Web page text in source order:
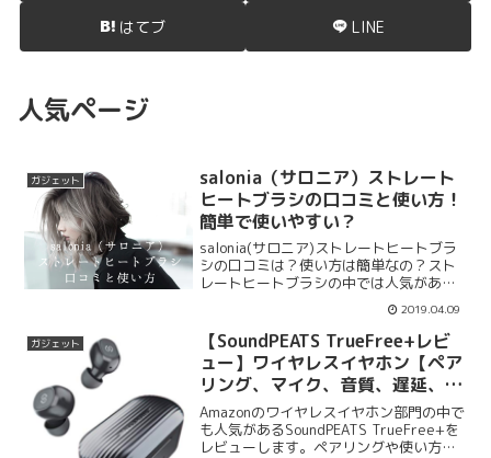
はてブ LINE
人気ページ
ガジェット
salonia（サロニア）ストレート
ヒートブラシの口コミと使い方！
簡単で使いやすい？
salonia(サロニア)ストレートヒートブラ
シの口コミは？使い方は簡単なの？スト
レートヒートブラシの中では人気がある
salonia(サロニア)ですが実際使ったこと
がある人の口コミはどうなのでしょう
か？使い方も気になりますね。購入サイ
トも紹介していきます。
2019.04.09
ガジェット
【SoundPEATS TrueFree+レビ
ュー】ワイヤレスイヤホン【ペア
リング、マイク、音質、遅延、使
い方】
Amazonのワイヤレスイヤホン部門の中で
も人気があるSoundPEATS TrueFree+を
レビューします。ペアリングや使い方を